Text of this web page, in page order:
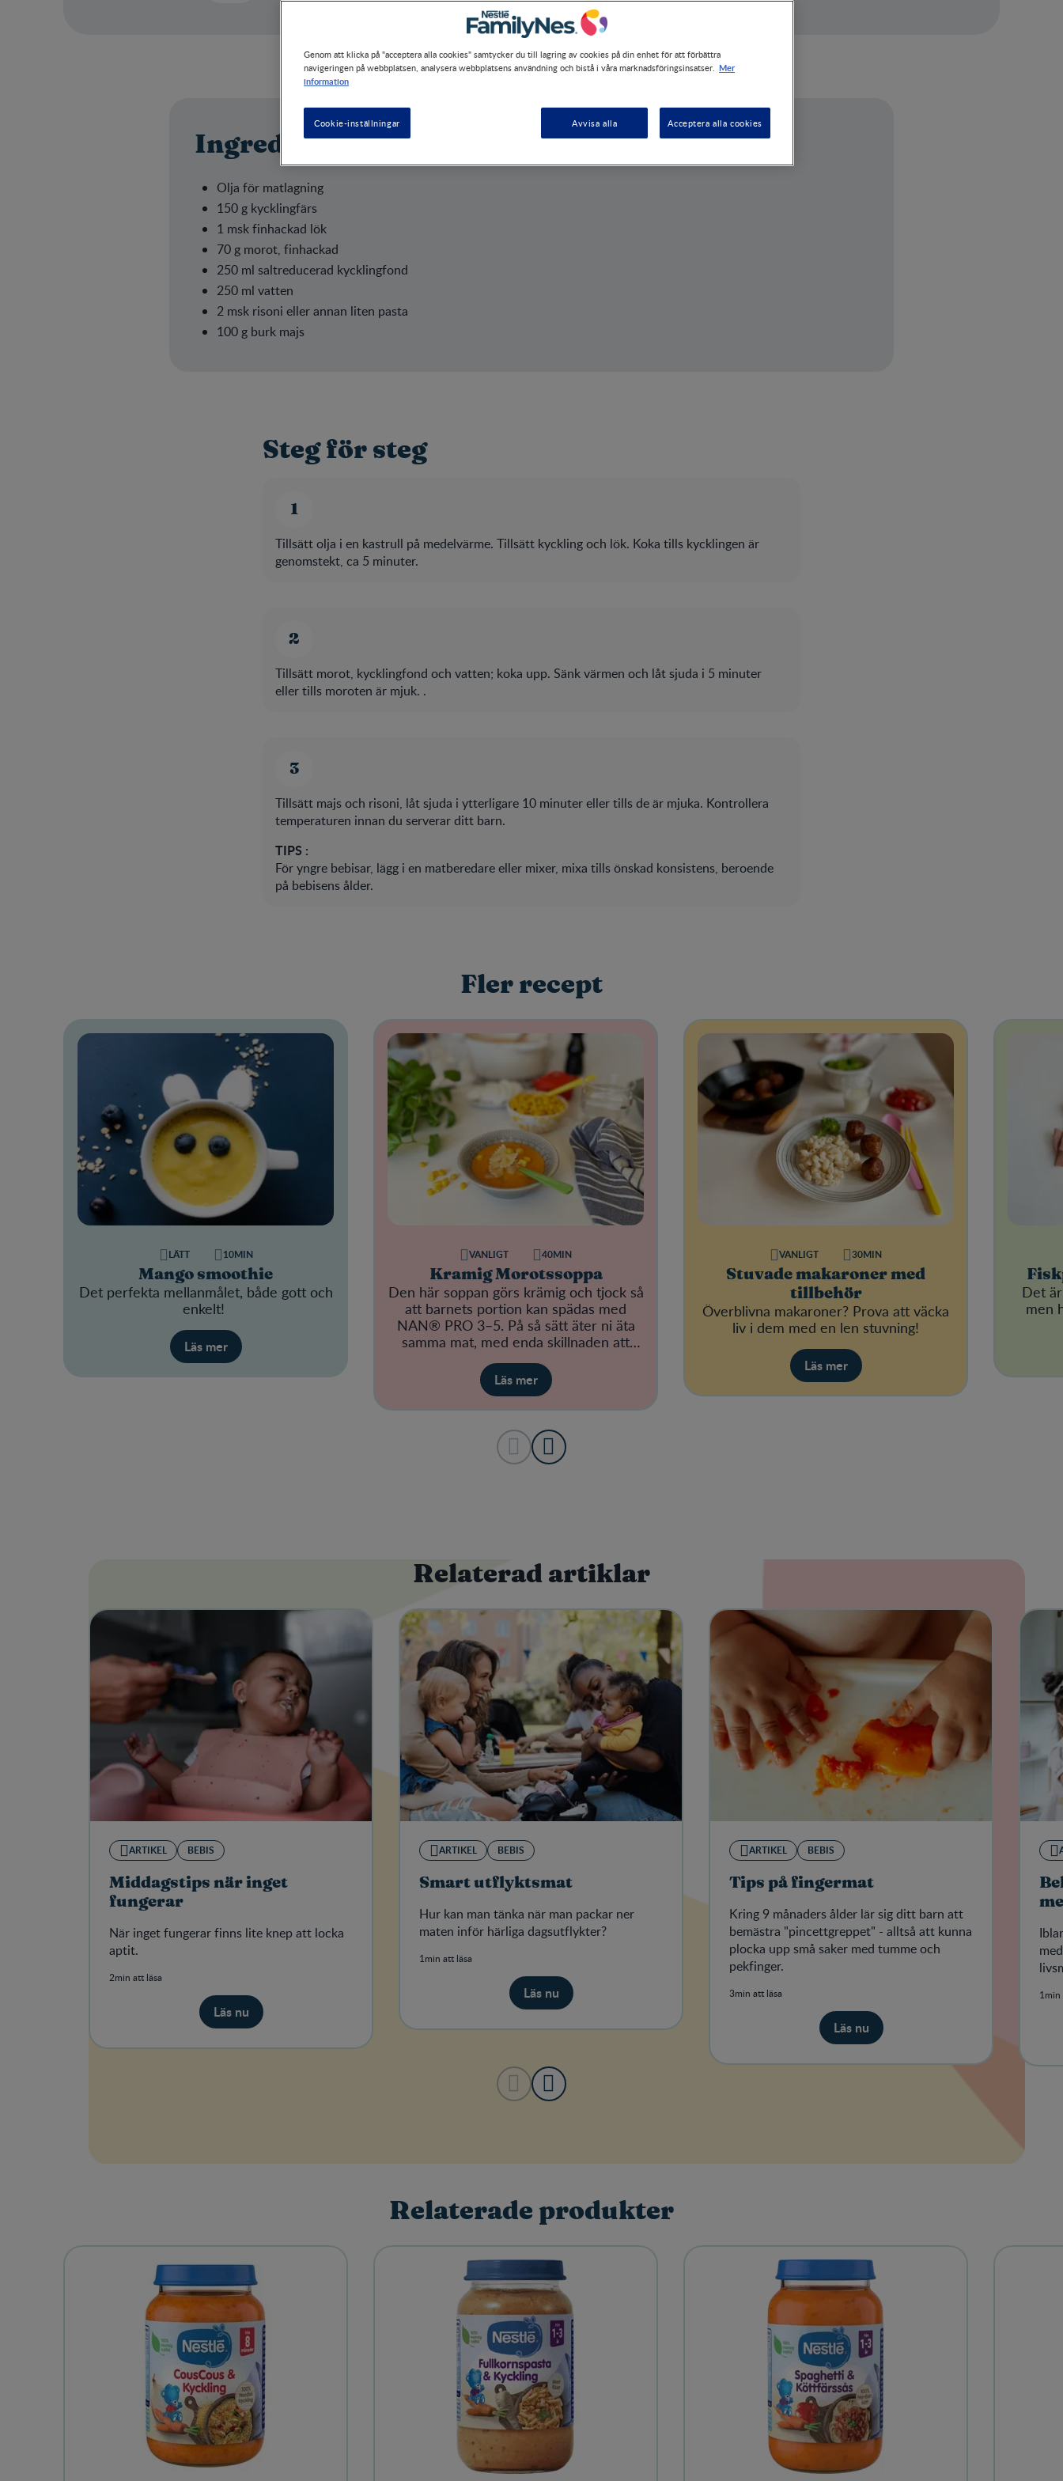
Ingredienser
Olja för matlagning
150 g kycklingfärs
1 msk finhackad lök
70 g morot, finhackad
250 ml saltreducerad kycklingfond
250 ml vatten
2 msk risoni eller annan liten pasta
100 g burk majs
Steg för steg
Tillsätt olja i en kastrull på medelvärme. Tillsätt kyckling och lök. Koka tills kycklingen är
genomstekt, ca 5 minuter.
Tillsätt morot, kycklingfond och vatten; koka upp. Sänk värmen och låt sjuda i 5 minuter
eller tills moroten är mjuk. .
Tillsätt majs och risoni, låt sjuda i ytterligare 10 minuter eller tills de är mjuka. Kontrollera
temperaturen innan du serverar ditt barn.
TIPS :
För yngre bebisar, lägg i en matberedare eller mixer, mixa tills önskad konsistens, beroende
på bebisens ålder.
Fler recept
Mango smoothie
Det perfekta mellanmålet, både gott och
enkelt!
LÄTT 10MIN
Läs mer
Kramig Morotssoppa
Den här soppan görs krämig och tjock så
att barnets portion kan spädas med
NAN® PRO 3–5. På så sätt äter ni äta
samma mat, med enda skillnaden att
barnets portion blir mer näringsrik.
VANLIGT 40MIN
Läs mer
Stuvade makaroner med
tillbehör
Överblivna makaroner? Prova att väcka
liv i dem med en len stuvning!
VANLIGT 30MIN
Läs mer
Det
men
Relaterad artiklar
ARTIKEL BEBIS
Middagstips när inget
fungerar
När inget fungerar finns lite knep att locka
aptit.
2min att läsa
Läs nu
ARTIKEL BEBIS
Smart utflyktsmat
Hur kan man tänka när man packar ner
maten inför härliga dagsutflykter?
1min att läsa
Läs nu
ARTIKEL BEBIS
Tips på fingermat
Kring 9 månaders ålder lär sig ditt barn att
bemästra "pincettgreppet" - alltså att kunna
plocka upp små saker med tumme och
pekfinger.
3min att läsa
Läs nu
1min
Relaterade produkter
Genom att klicka på "acceptera alla cookies" samtycker du till lagring av cookies på din enhet för att förbättra
navigeringen på webbplatsen, analysera webbplatsens användning och bistå i våra marknadsföringsinsatser. Mer
information
Cookie-inställningar Avvisa alla Acceptera alla cookies